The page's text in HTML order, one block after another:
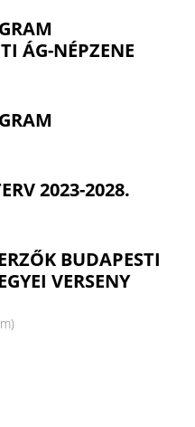
ÁG-NÉPZENE
2023-2028.
BUDAPESTI
VERSENY